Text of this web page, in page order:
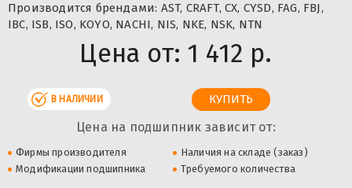
Производится брендами: AST, CRAFT, CX, CYSD, FAG, FBJ,
IBC, ISB, ISO, KOYO, NACHI, NIS, NKE, NSK, NTN
Цена от: 1 412 р.
В НАЛИЧИИ
Цена на подшипник зависит от:
Фирмы производителя
Наличия на складе (заказ)
Модификации подшипника
Требуемого количества